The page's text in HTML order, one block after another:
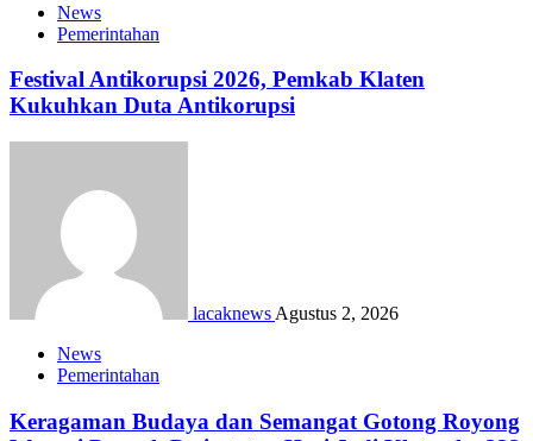
News
Pemerintahan
Festival Antikorupsi 2026, Pemkab Klaten
Kukuhkan Duta Antikorupsi
lacaknews Agustus 2, 2026
News
Pemerintahan
Keragaman Budaya dan Semangat Gotong Royong